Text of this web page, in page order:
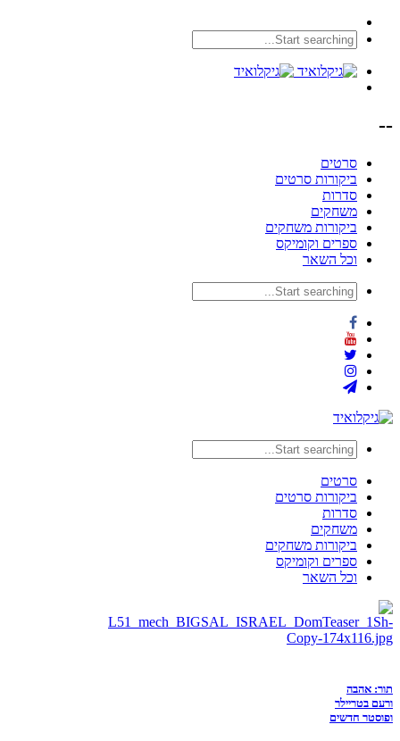
--
סרטים
ביקורות סרטים
סדרות
משחקים
ביקורות משחקים
ספרים וקומיקס
וכל השאר
סרטים
ביקורות סרטים
סדרות
משחקים
ביקורות משחקים
ספרים וקומיקס
וכל השאר
תור: אהבה
ורעם בטריילר
ופוסטר חדשים